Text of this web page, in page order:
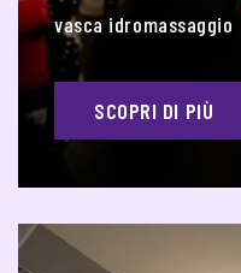
vasca idromassaggio
SCOPRI DI PIÙ